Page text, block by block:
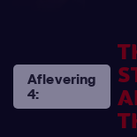
Aflevering
4: